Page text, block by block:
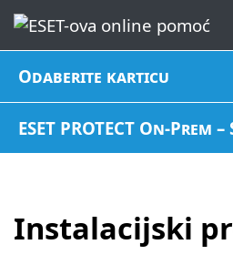
Odaberite karticu
ESET PROTECT On-Prem
Instalacijski